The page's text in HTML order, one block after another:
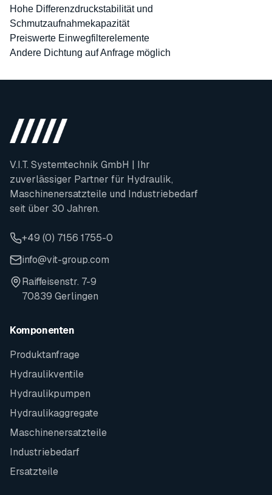
Hohe Differenzdruckstabilität und
Schmutzaufnahmekapazität
Preiswerte Einwegfilterelemente
Andere Dichtung auf Anfrage möglich
V.I.T. Systemtechnik GmbH | Ihr
zuverlässiger Partner für Hydraulik,
Maschinenersatzteile und Industriebedarf
seit über 30 Jahren.
+49 (0) 7156 1755-0
info@vit-group.com
Raiffeisenstr. 7-9
70839 Gerlingen
Komponenten
Produktanfrage
Hydraulikventile
Hydraulikpumpen
Hydraulikaggregate
Maschinenersatzteile
Industriebedarf
Ersatzteile